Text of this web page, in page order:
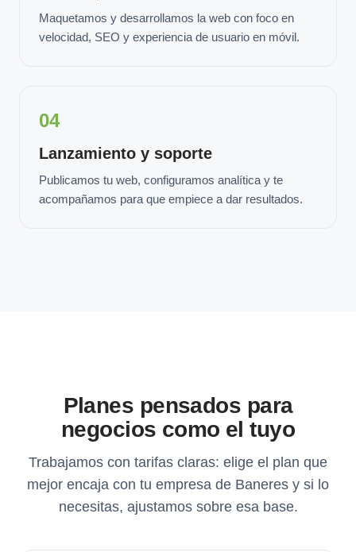
Maquetamos y desarrollamos la web con foco en
velocidad, SEO y experiencia de usuario en móvil.
04
Lanzamiento y soporte
Publicamos tu web, configuramos analítica y te
acompañamos para que empiece a dar resultados.
Planes pensados para
negocios como el tuyo
Trabajamos con tarifas claras: elige el plan que
mejor encaja con tu empresa de Baneres y si lo
necesitas, ajustamos sobre esa base.